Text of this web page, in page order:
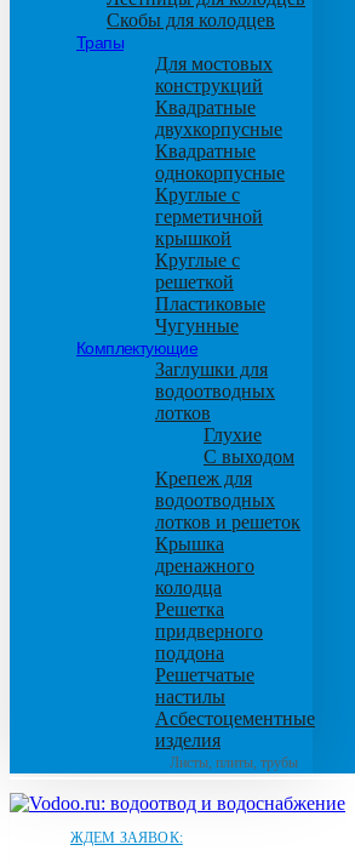
Скобы для колодцев
Трапы
Для мостовых
конструкций
Квадратные
двухкорпусные
Квадратные
однокорпусные
Круглые с
герметичной
крышкой
Круглые с
решеткой
Пластиковые
Чугунные
Комплектующие
Заглушки для
водоотводных
лотков
Глухие
С выходом
Крепеж для
водоотводных
лотков и решеток
Крышка
дренажного
колодца
Решетка
придверного
поддона
Решетчатые
настилы
Асбестоцементные
изделия
Листы, плиты, трубы
ЖДЕМ ЗАЯВОК: